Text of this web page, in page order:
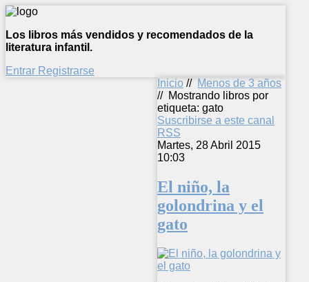
Los libros más vendidos y recomendados de la
literatura infantil.
Entrar Registrarse
Inicio // Menos de 3 años
// Mostrando libros por
etiqueta: gato
Suscribirse a este canal
RSS
Martes, 28 Abril 2015
10:03
El niño, la
golondrina y el
gato